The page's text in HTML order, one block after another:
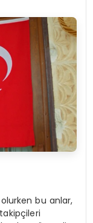
bu anlar,